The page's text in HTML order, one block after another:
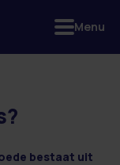
bestaat uit
Menu